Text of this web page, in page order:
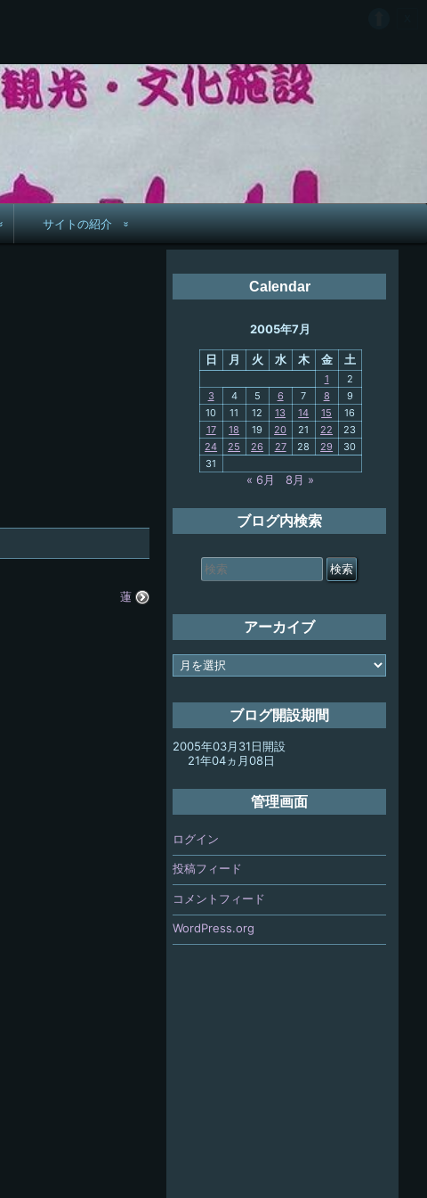
サイトの紹介
蓮
Calendar
2005年7月
日 月 火 水 木 金 土
1
2
3
4 5 6 7 8
9
10
11 12 13 14 15
16
17
18 19 20 21 22
23
24
25 26 27 28 29
30
31
« 6月 8月 »
ブログ内検索
索
対
アーカイブ
ア
ー
ブ
ブログ開設期間
2005年03月31日開設
21年04ヵ月08日
管理画面
ログイン
投稿フィード
コメントフィード
WordPress.org